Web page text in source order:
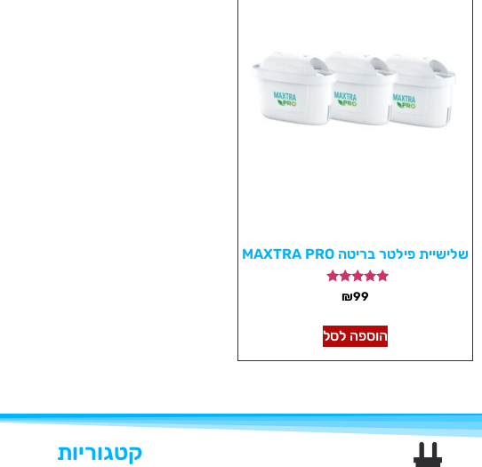
שלישיית פילטר בריטה MAXTRA PRO
דורג
5.00
₪99
הוספה לסל
קטגוריות